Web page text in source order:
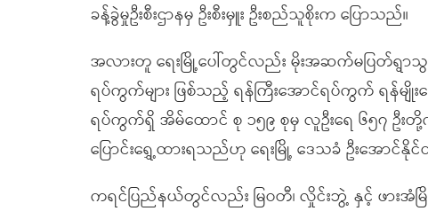
ခန့်ခွဲမှုဦးစီးဌာနမှ ဦးစီးမှူး ဦးစည်သူစိုးက ပြောသည်။
အလားတူ ရေးမြို့ပေါ်တွင်လည်း မိုးအဆက်မပြတ်ရွာ
ရပ်ကွက်များ ဖြစ်သည့် ရန်ကြီးအောင်ရပ်ကွက် ရန်မ
ရပ်ကွက်ရှိ အိမ်ထောင် စု ၁၅၉ စုမှ လူဦးရေ ၆၅၇ ဦ
ပြောင်းရွှေ့ထားရသည်ဟု ရေးမြို့ ဒေသခံ ဦးအောင်နိုင်
ကရင်ပြည်နယ်တွင်လည်း မြဝတီ၊ လှိုင်းဘွဲ့ နှင့် ဖာ